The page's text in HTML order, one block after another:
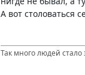
А вот столоваться
Так много людей стало